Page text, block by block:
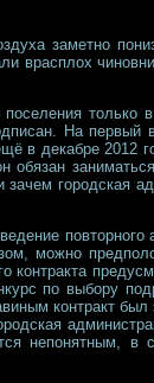
заметно
только
На первый
декабре 2012
городская
можно
по выбору
контракт
непонятным, в